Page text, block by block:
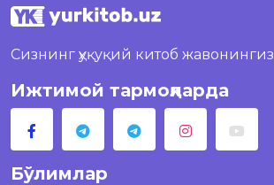
Сизнинг ҳуқуқий китоб жавонингиз
Ижтимой тармоқларда
Бўлимлар